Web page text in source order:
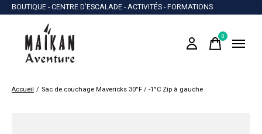
BOUTIQUE - CENTRE D'ESCALADE - ACTIVITÉS - FORMATIONS
0items
Accueil / Sac de couchage Mavericks 30°F / -1°C Zip à gauche